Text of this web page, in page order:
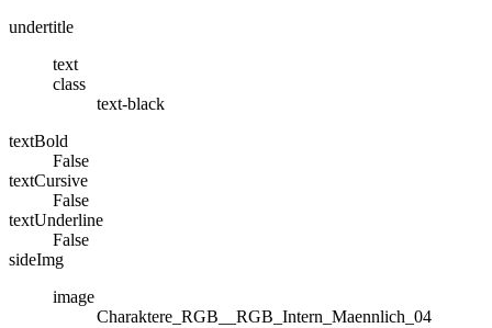
undertitle
text
class
text-black
textBold
False
textCursive
False
textUnderline
False
sideImg
image
Charaktere_RGB__RGB_Intern_Maennlich_04